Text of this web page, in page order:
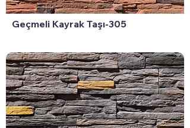
Geçmeli Kayrak Taşı-305